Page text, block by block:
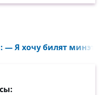
— Я хочу билят минэт!